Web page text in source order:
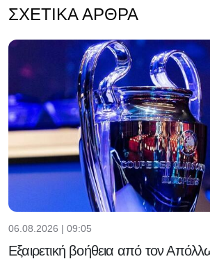
ΣΧΕΤΙΚΆ ΆΡΘΡΑ
06.08.2026 | 09:05
Εξαιρετική βοήθεια από τον